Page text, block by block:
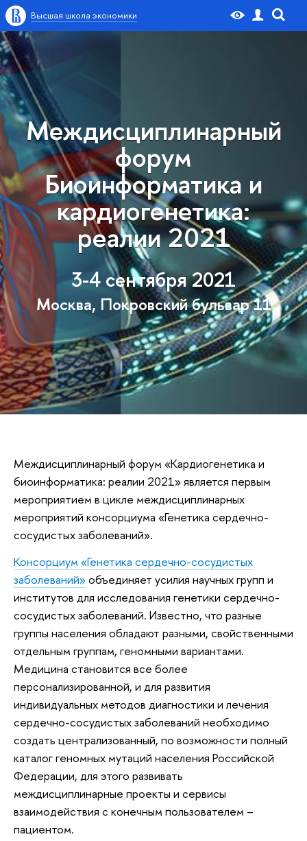
Высшая школа экономики
Междисциплинарный
форум
Биоинформатика и
кардиогенетика:
реалии 2021
3-4 сентября 2021
Москва, Покровский бульвар 11
Междисциплинарный форум «Кардиогенетика и
биоинформатика: реалии 2021» является первым
мероприятием в цикле междисциплинарных
мероприятий консорциума «Генетика сердечно-
сосудистых заболеваний».
Консорциум «Генетика сердечно-сосудистых
заболеваний»объединяет усилия научных групп и
институтов для исследования генетики сердечно-
сосудистых заболеваний. Известно, что разные
группы населения обладают разными, свойственными
отдельным группам, геномными вариантами.
Медицина становится все более
персонализированной, и для развития
индивидуальных методов диагностики и лечения
сердечно-сосудистых заболеваний необходимо
создать централизованный, по возможности полный
каталог геномных мутаций населения Российской
Федерации, для этого развивать
междисциплинарные проекты и сервисы
взаимодействия с конечным пользователем –
пациентом.